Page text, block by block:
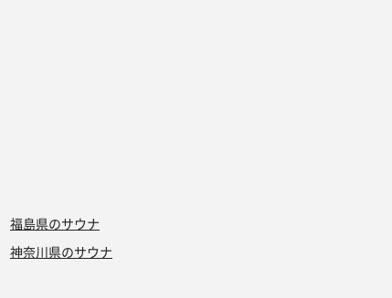
福島県のサウナ
神奈川県のサウナ